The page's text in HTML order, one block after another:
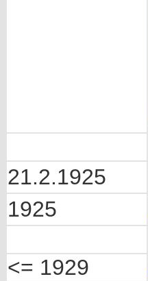
21.2.1925
1925
<= 1929